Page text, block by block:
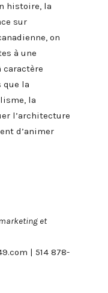
histoire, la
sur
on
à une
caractère
que la
la
l’architecture
d’animer
et
| 514 878-